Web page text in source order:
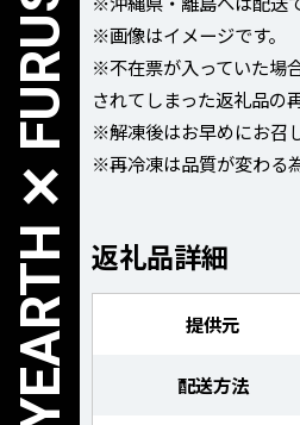
※画像はイメージです。
※不在票が入っていた場
されてしまった返礼品の
※解凍後はお早めにお召
※再冷凍は品質が変わる
返礼品詳細
提供元
配送方法